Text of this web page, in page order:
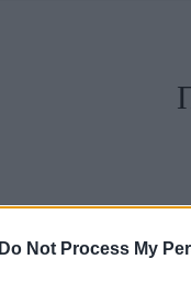
Do Not Process My